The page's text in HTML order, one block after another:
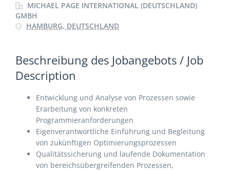
MICHAEL PAGE INTERNATIONAL (DEUTSCHLAND)
GMBH
HAMBURG, DEUTSCHLAND
Beschreibung des Jobangebots / Job
Description
Entwicklung und Analyse von Prozessen sowie
Erarbeitung von konkreten
Programmieranforderungen
Eigenverantwortliche Einführung und Begleitung
von zukünftigen Optimierungsprozessen
Qualitätssicherung und laufende Dokumentation
von bereichsübergreifenden Prozessen,